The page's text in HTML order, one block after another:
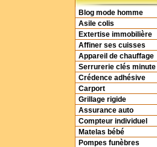
Blog mode homme
Asile colis
Extertise immobilière
Affiner ses cuisses
Appareil de chauffage
Serrurerie clés minute
Crédence adhésive
Carport
Grillage rigide
Assurance auto
Compteur individuel
Matelas bébé
Pompes funèbres